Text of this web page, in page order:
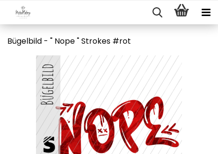
Bügelbild - " Nope " Strokes #rot